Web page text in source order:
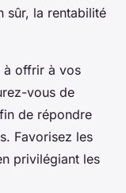
sûr, la rentabilité
à offrir à vos
vous de
de répondre
Favorisez les
privilégiant les